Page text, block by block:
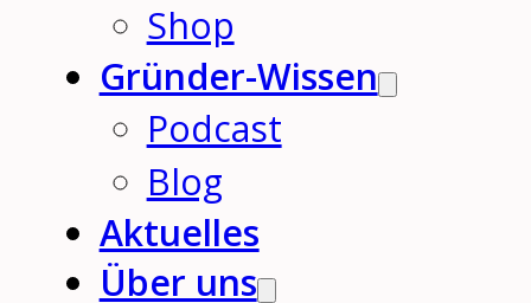
Shop
Gründer-Wissen
Podcast
Blog
Aktuelles
Über uns